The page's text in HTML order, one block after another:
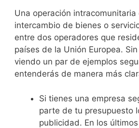
Una operación intracomunitaria
intercambio de bienes o
entre dos operadores que
países de la Unión Europea.
viendo un par de ejemplos
entenderás de manera más
Si tienes una empresa
parte de tu presupuesto
publicidad. En los